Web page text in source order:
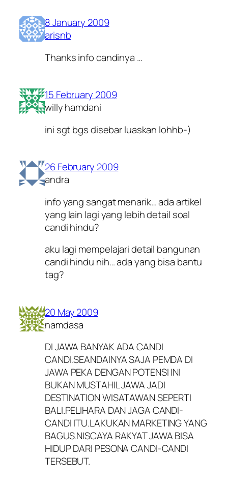
8 January 2009
arisnb
Thanks info candinya …
15 February 2009
willy hamdani
ini sgt bgs disebar luaskan lohhb-)
26 February 2009
andra
info yang sangat menarik… ada artikel
yang lain lagi yang lebih detail soal
candi hindu?
aku lagi mempelajari detail bangunan
candi hindu nih… ada yang bisa bantu
tag?
20 May 2009
namdasa
DI JAWA BANYAK ADA CANDI
CANDI.SEANDAINYA SAJA PEMDA DI
JAWA PEKA DENGAN POTENSI INI
BUKAN MUSTAHIL JAWA JADI
DESTINATION WISATAWAN SEPERTI
BALI.PELIHARA DAN JAGA CANDI-
CANDI ITU.LAKUKAN MARKETING YANG
BAGUS.NISCAYA RAKYAT JAWA BISA
HIDUP DARI PESONA CANDI-CANDI
TERSEBUT.